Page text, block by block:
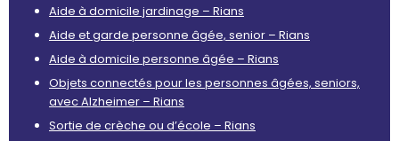
Aide à domicile jardinage – Rians
Aide et garde personne âgée, senior – Rians
Aide à domicile personne âgée – Rians
Objets connectés pour les personnes âgées, seniors,
avec Alzheimer – Rians
Sortie de crèche ou d’école – Rians